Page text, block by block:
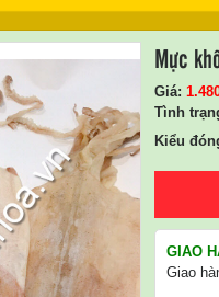
Mực
Giá:
Tình
Kiểu
GIAO
Giao